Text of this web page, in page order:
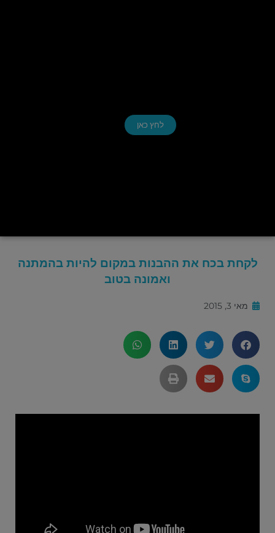
לחץ כאן
לקחת בכח את ההבנות במקום להיות בהמתנה
ואמונה בטוב
מאי 3, 2015